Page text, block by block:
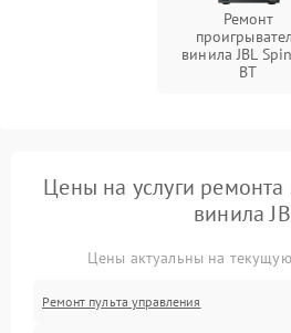
Ремонт
винила JBL
BT
Цены на услуги ремонта
винила
Цены актуальны на
Ремонт пульта управления